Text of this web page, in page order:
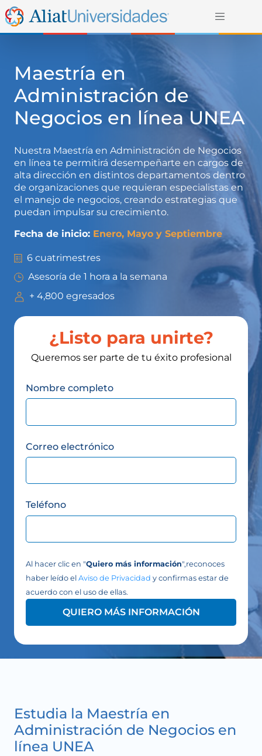
Maestría en
Administración de
Negocios en línea UNEA
Nuestra Maestría en Administración de Negocios
en línea te permitirá desempeñarte en cargos de
alta dirección en distintos departamentos dentro
de organizaciones que requieran especialistas en
el manejo de negocios, creando estrategias que
puedan impulsar su crecimiento.
Fecha de inicio: Enero, Mayo y Septiembre
6 cuatrimestres
Asesoría de 1 hora a la semana
+ 4,800 egresados
¿Listo para unirte?
Queremos ser parte de tu éxito profesional
Nombre completo
Correo electrónico
Teléfono
Al hacer clic en "Quiero más información",reconoces
haber leído el Aviso de Privacidad y confirmas estar de
acuerdo con el uso de ellas.
QUIERO MÁS INFORMACIÓN
Estudia la Maestría en
Administración de Negocios en
línea UNEA